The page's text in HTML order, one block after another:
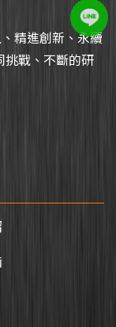
精進創新、永續
挑戰、不斷的研